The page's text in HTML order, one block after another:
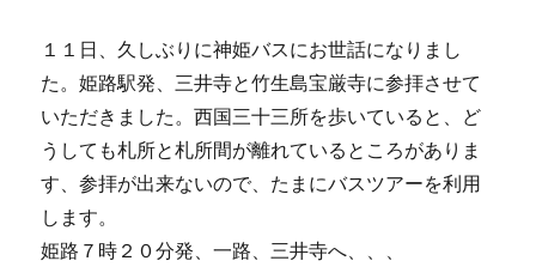
１１日、久しぶりに神姫バスにお世話になりまし
た。姫路駅発、三井寺と竹生島宝厳寺に参拝させて
いただきました。西国三十三所を歩いていると、ど
うしても札所と札所間が離れているところがありま
す、参拝が出来ないので、たまにバスツアーを利用
します。
姫路７時２０分発、一路、三井寺へ、、、